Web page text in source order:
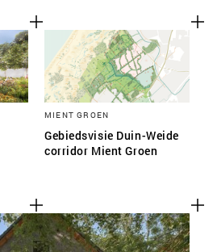
MIENT GROEN
Gebiedsvisie Duin-Weide
corridor Mient Groen